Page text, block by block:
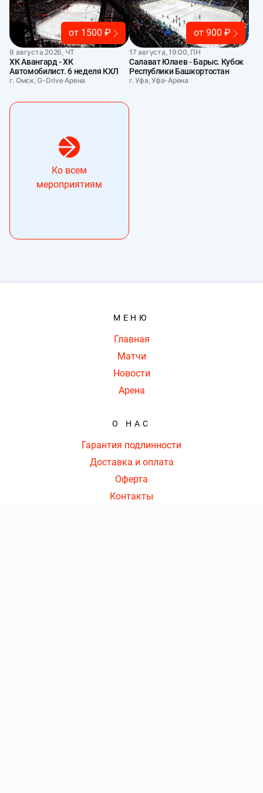
от 1500 ₽
9 августа 2026, ЧТ
ХК Авангард - ХК
Автомобилист. 6 неделя КХЛ
г. Омск, G-Drive Арена
от 900 ₽
17 августа, 19:00, ПН
Салават Юлаев - Барыс. Кубок
Республики Башкортостан
г. Уфа, Уфа-Арена
Ко всем
мероприятиям
МЕНЮ
Главная
Матчи
Новости
Арена
О НАС
Гарантия подлинности
Доставка и оплата
Оферта
Контакты